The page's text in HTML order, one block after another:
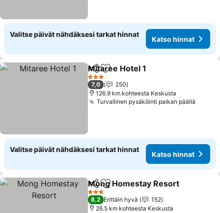
Valitse päivät nähdäksesi tarkat hinnat
Katso hinnat
Jaa Lisää suosikkeihin
Mitaree Hotel 1
3 Tähtiluokitus
7,0
250
126.9 km kohteesta Keskusta
Turvallinen pysäköinti paikan päällä
Valitse päivät nähdäksesi tarkat hinnat
Katso hinnat
Jaa Lisää suosikkeihin
Mong Homestay Resort
3 Tähtiluokitus
8,2 Erittäin hyvä
152
26.5 km kohteesta Keskusta